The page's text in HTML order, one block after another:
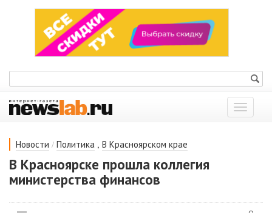
Показать
меню
Новости / Политика , В Красноярском крае
В Красноярске прошла коллегия
министерства финансов